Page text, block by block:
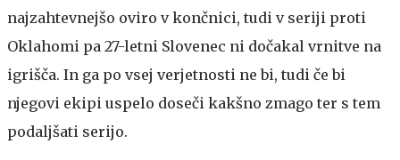
najzahtevnejšo oviro v končnici, tudi v seriji proti
Oklahomi pa 27-letni Slovenec ni dočakal vrnitve na
igrišča. In ga po vsej verjetnosti ne bi, tudi če bi
njegovi ekipi uspelo doseči kakšno zmago ter s tem
podaljšati serijo.